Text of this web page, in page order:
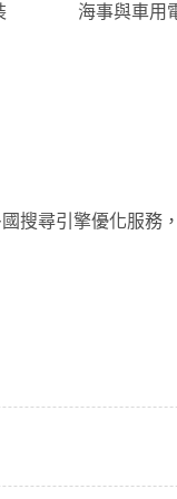
海事與車用
搜尋引擎優化服務